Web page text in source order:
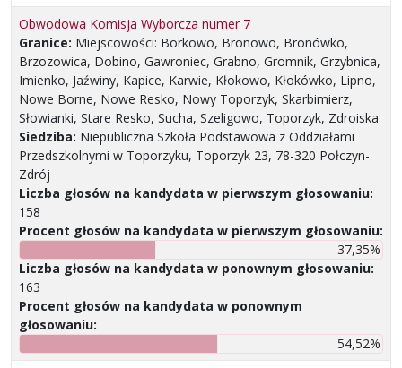
Obwodowa Komisja Wyborcza numer 7
Granice: Miejscowości: Borkowo, Bronowo, Bronówko,
Brzozowica, Dobino, Gawroniec, Grabno, Gromnik, Grzybnica,
Imienko, Jaźwiny, Kapice, Karwie, Kłokowo, Kłokówko, Lipno,
Nowe Borne, Nowe Resko, Nowy Toporzyk, Skarbimierz,
Słowianki, Stare Resko, Sucha, Szeligowo, Toporzyk, Zdroiska
Siedziba: Niepubliczna Szkoła Podstawowa z Oddziałami
Przedszkolnymi w Toporzyku, Toporzyk 23, 78-320 Połczyn-
Zdrój
Liczba głosów na kandydata w pierwszym głosowaniu:
158
Procent głosów na kandydata w pierwszym głosowaniu:
37,35%
Liczba głosów na kandydata w ponownym głosowaniu:
163
Procent głosów na kandydata w ponownym
głosowaniu:
54,52%